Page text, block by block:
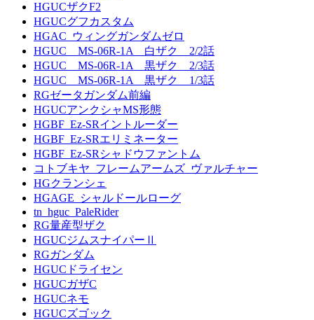
HGUCザクF2
HGUCグフカスタム
HGAC_ウィングガンダムゼロ
HGUC MS-06R-1A 白ザク 2/2話
HGUC MS-06R-1A 黒ザク 2/3話
HGUC MS-06R-1A 黒ザク 1/3話
RGゼータガンダム前編
HGUCアンクシャMS形態
HGBF_Ez-SRイントルーダー
HGBF_Ez-SRエリミネーター
HGBF_Ez-SRシャドウファントム
コトブキヤ_フレームアームズ_ヴァルチャー
HGクランシェ
HGAGE_シャルドールローグ
tn_hguc_PaleRider
RG量産型ザク
HGUCジムスナイパーⅡ
RGガンダム
HGUCドライセン
HGUCガザC
HGUCネモ
HGUCズゴック